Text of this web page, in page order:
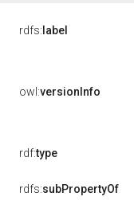
rdfs: label
owl:versionInfo
rdf:type
rdfs:subPropertyOf